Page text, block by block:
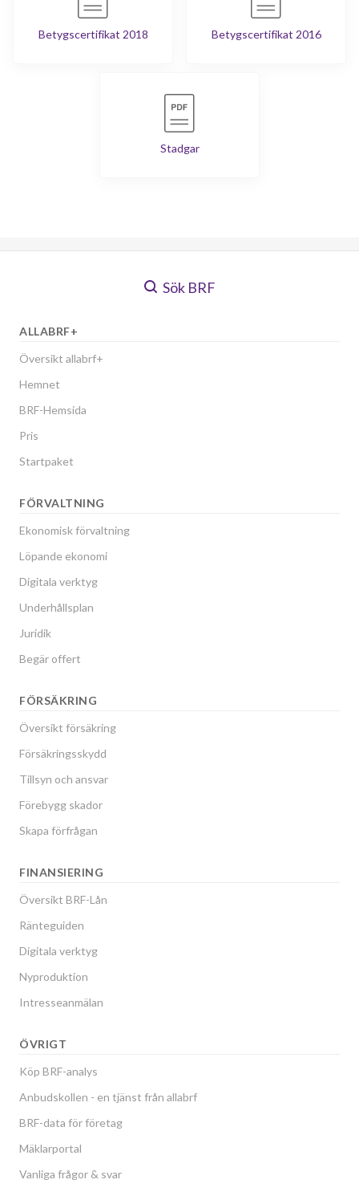
Betygscertifikat 2018 Betygscertifikat 2016
Stadgar
Sök BRF
ALLABRF+
Översikt allabrf+
Hemnet
BRF-Hemsida
Pris
Startpaket
FÖRVALTNING
Ekonomisk förvaltning
Löpande ekonomi
Digitala verktyg
Underhållsplan
Juridik
Begär offert
FÖRSÄKRING
Översikt försäkring
Försäkringsskydd
Tillsyn och ansvar
Förebygg skador
Skapa förfrågan
FINANSIERING
Översikt BRF-Lån
Ränteguiden
Digitala verktyg
Nyproduktion
Intresseanmälan
ÖVRIGT
Köp BRF-analys
Anbudskollen - en tjänst från allabrf
BRF-data för företag
Mäklarportal
Vanliga frågor & svar